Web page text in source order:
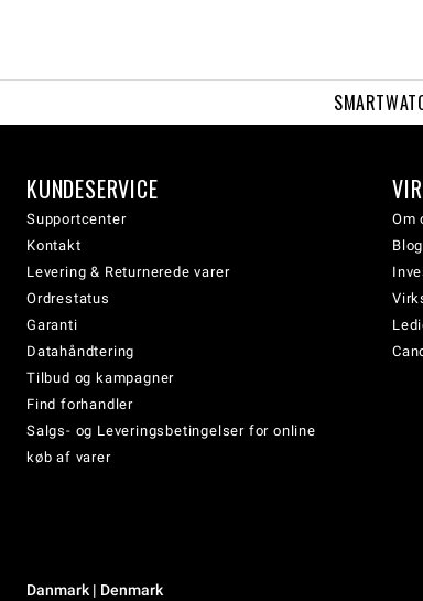
KUNDESERVICE
Supportcenter
Kontakt
Levering & Returnerede varer
Ordrestatus
Garanti
Datahåndtering
Tilbud og kampagner
Find forhandler
Salgs- og Leveringsbetingelser for online
køb af varer
Om
Blog
Danmark | Denmark